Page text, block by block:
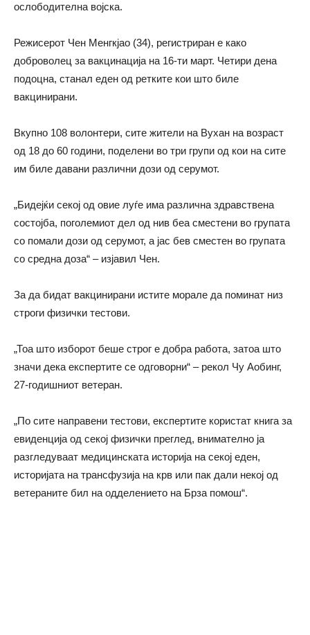
ослободителна војска.
Режисерот Чен Менгкјао (34), регистриран е како
доброволец за вакцинација на 16-ти март. Четири дена
подоцна, станал еден од ретките кои што биле
вакцинирани.
Вкупно 108 волонтери, сите жители на Вухан на возраст
од 18 до 60 години, поделени во три групи од кои на сите
им биле давани различни дози од серумот.
„Бидејќи секој од овие луѓе има различна здравствена
состојба, поголемиот дел од нив беа сместени во групата
со помали дози од серумот, а јас бев сместен во групата
со средна доза“ – изјавил Чен.
За да бидат вакцинирани истите морале да поминат низ
строги физички тестови.
„Тоа што изборот беше строг е добра работа, затоа што
значи дека експертите се одговорни“ – рекол Чу Аобинг,
27-годишниот ветеран.
„По сите направени тестови, експертите користат книга за
евиденција од секој физички преглед, внимателно ја
разгледуваат медицинската историја на секој еден,
историјата на трансфузија на крв или пак дали некој од
ветераните бил на одделението на Брза помош“.